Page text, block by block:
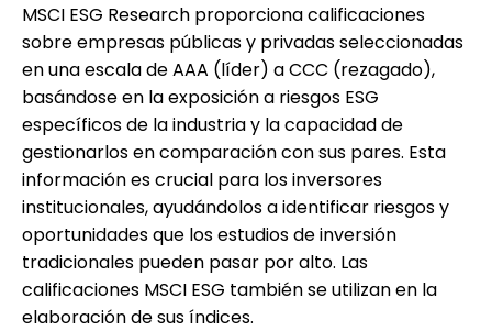
MSCI ESG Research proporciona calificaciones
sobre empresas públicas y privadas seleccionadas
en una escala de AAA (líder) a CCC (rezagado),
basándose en la exposición a riesgos ESG
específicos de la industria y la capacidad de
gestionarlos en comparación con sus pares. Esta
información es crucial para los inversores
institucionales, ayudándolos a identificar riesgos y
oportunidades que los estudios de inversión
tradicionales pueden pasar por alto. Las
calificaciones MSCI ESG también se utilizan en la
elaboración de sus índices.